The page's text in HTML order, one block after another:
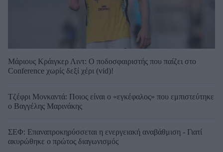
Μάριους Κράιγκερ Λιντ: Ο ποδοσφαιριστής που παίζει στο
Conference χωρίς δεξί χέρι (vid)!
Τζέφρι Μονκαντά: Ποιος είναι ο «εγκέφαλος» που εμπιστεύτηκε
ο Βαγγέλης Μαρινάκης
ΣΕΦ: Επαναπροκηρύσσεται η ενεργειακή αναβάθμιση - Γιατί
ακυρώθηκε ο πρώτος διαγωνισμός